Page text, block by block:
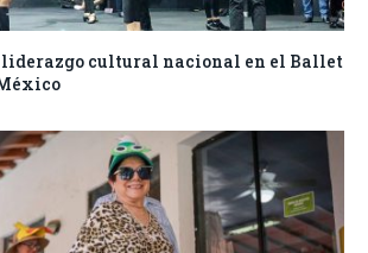
liderazgo cultural nacional en el Ballet